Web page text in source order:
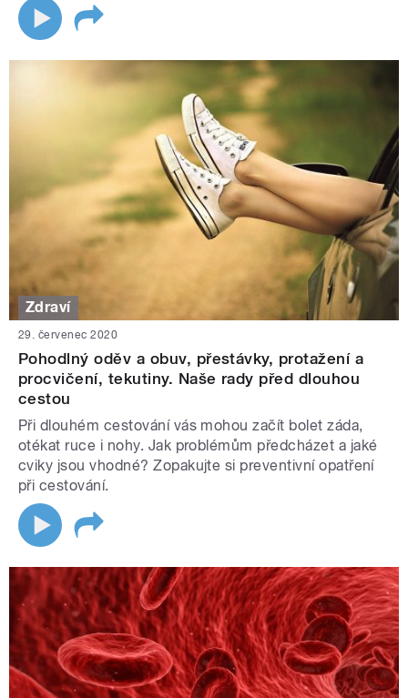
Zdraví
29. červenec 2020
Pohodlný oděv a obuv, přestávky, protažení a
procvičení, tekutiny. Naše rady před dlouhou
cestou
Při dlouhém cestování vás mohou začít bolet záda,
otékat ruce i nohy. Jak problémům předcházet a jaké
cviky jsou vhodné? Zopakujte si preventivní opatření
při cestování.